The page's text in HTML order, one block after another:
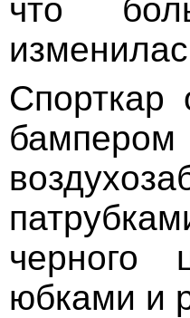
что
Спорткар
черного
юбками и